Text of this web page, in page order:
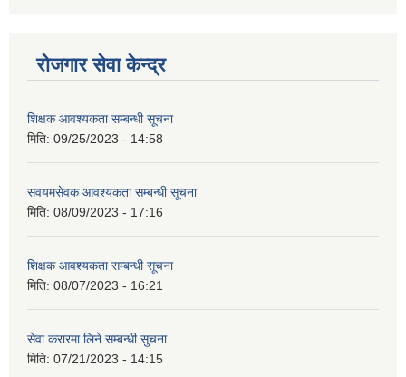
रोजगार सेवा केन्द्र
शिक्षक आवश्यकता सम्बन्धी सूचना
मिति: 09/25/2023 - 14:58
सवयमसेवक आवश्यकता सम्बन्धी सूचना
मिति: 08/09/2023 - 17:16
शिक्षक आवश्यकता सम्बन्धी सूचना
मिति: 08/07/2023 - 16:21
सेवा करारमा लिने सम्बन्धी सुचना
मिति: 07/21/2023 - 14:15